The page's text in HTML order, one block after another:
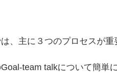
、主に３つのプロセスが
team talkについて簡単